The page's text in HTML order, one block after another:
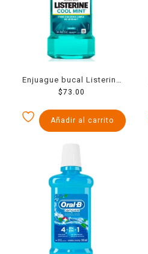
Enjuague bucal Listerine
Cool Mint 250 ml
$73.00
Añadir al carrito